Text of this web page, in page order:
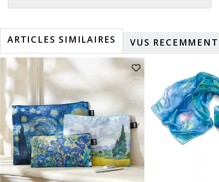
ARTICLES SIMILAIRES VUS RECEMMENT